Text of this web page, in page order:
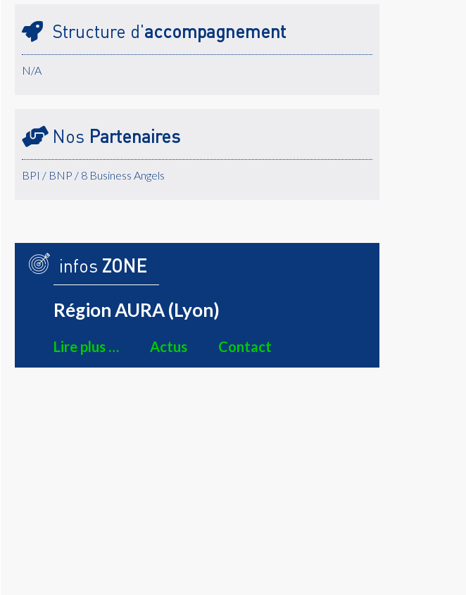
Structure d'accompagnement
N/A
Nos Partenaires
BPI / BNP / 8 Business Angels
infos ZONE
Région AURA (Lyon)
Lire plus … Actus Contact